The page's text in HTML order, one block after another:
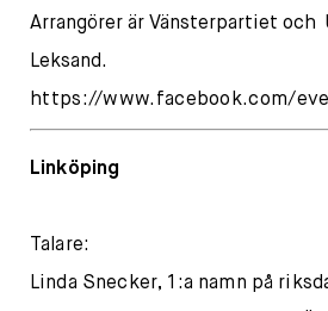
Arrangörer är Vänsterpartiet och
Leksand.
https://www.facebook.com/
Linköping
Talare:
Linda Snecker, 1:a namn på